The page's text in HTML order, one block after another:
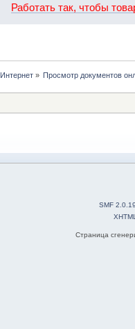
Работать так, чтобы
Интернет» Просмотр документов
SMF
Страница